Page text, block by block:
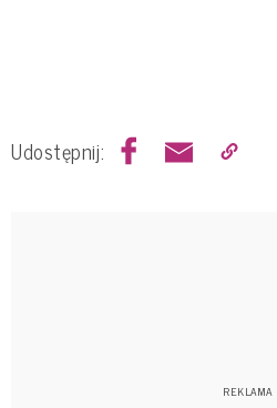
Udostępnij: